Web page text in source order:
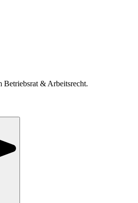
Betriebsrat & Arbeitsrecht.